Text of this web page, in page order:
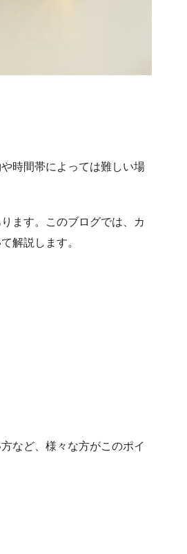
時間帯によっては難しい場
ます。このブログでは、カ
解説します。
など、様々な方がこのポイ